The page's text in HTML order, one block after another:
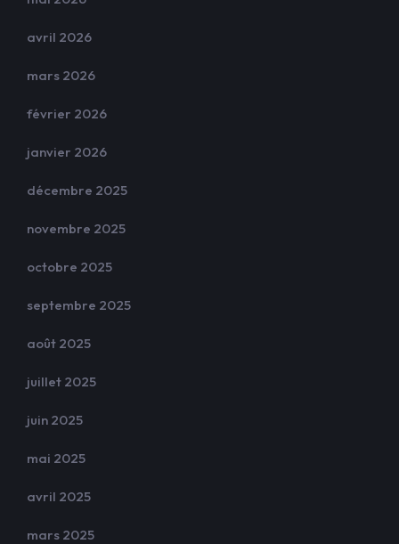
avril 2026
mars 2026
février 2026
janvier 2026
décembre 2025
novembre 2025
octobre 2025
septembre 2025
août 2025
juillet 2025
juin 2025
mai 2025
avril 2025
mars 2025